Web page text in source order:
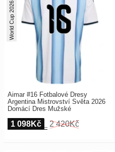
Aimar #16 Fotbalové Dresy
Argentina Mistrovství Světa 2026
Domácí Dres Mužské
World Cup 2026
1 098Kč 2 420Kč